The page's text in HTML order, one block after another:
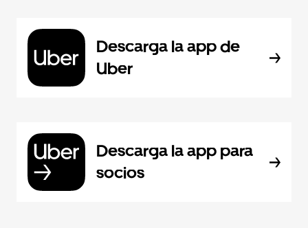
Descarga la app de
Uber
Descarga la app para
socios